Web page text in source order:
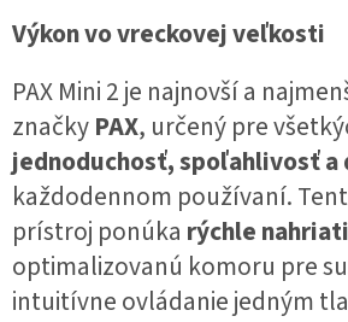
Výkon vo vreckovej veľkosti
PAX Mini 2 je najnovší a
značkyPAX, určený pre
jednoduchosť, spoľahlivosť
každodennom používaní.
prístroj ponúka rýchle
optimalizovanú komoru pre
intuitívne ovládanie jedným